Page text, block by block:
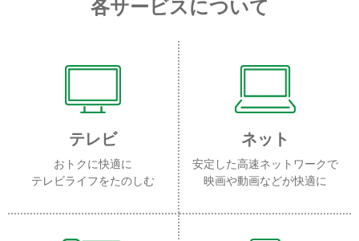
各サービスについて
テレビ
おトクに快適に
テレビライフをたのしむ
ネット
安定した高速ネットワークで
映画や動画などが快適に